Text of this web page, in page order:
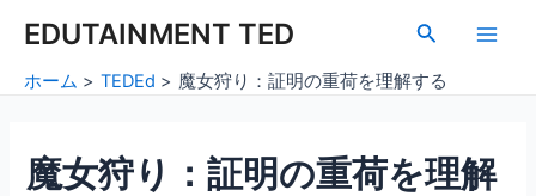
EDUTAINMENT TED
検
Main
ホーム TEDEd 魔女狩り：証明の重荷を理解する
魔女狩り：証明の重荷を理解
navigation